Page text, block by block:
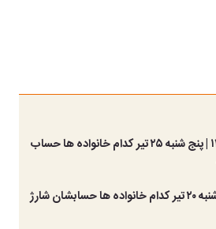
یارانه معیشتی تیر ۱۴۰۵ | پنج شنبه ۲۵ تیر کدام خانواده ها حساب
واریز یارانه معیشتی | شنبه ۲۰ تیر کدام خانواده ها حسابشان شارژ